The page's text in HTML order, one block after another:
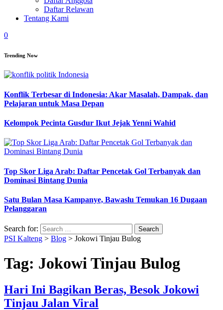
Daftar Relawan
Tentang Kami
0
Trending Now
Konflik Terbesar di Indonesia: Akar Masalah, Dampak, dan
Pelajaran untuk Masa Depan
Kelompok Pecinta Gusdur Ikut Jejak Yenni Wahid
Top Skor Liga Arab: Daftar Pencetak Gol Terbanyak dan
Dominasi Bintang Dunia
Satu Bulan Masa Kampanye, Bawaslu Temukan 16 Dugaan
Pelanggaran
Search for:
PSI Kalteng > Blog > Jokowi Tinjau Bulog
Tag: Jokowi Tinjau Bulog
Hari Ini Bagikan Beras, Besok Jokowi
Tinjau Jalan Viral